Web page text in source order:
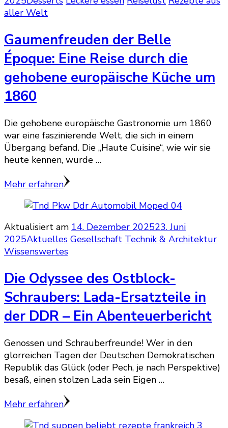
aller Welt
Gaumenfreuden der Belle
Époque: Eine Reise durch die
gehobene europäische Küche um
1860
Die gehobene europäische Gastronomie um 1860
war eine faszinierende Welt, die sich in einem
Übergang befand. Die „Haute Cuisine“, wie wir sie
heute kennen, wurde …
Mehr erfahren
Aktualisiert am 14. Dezember 202523. Juni
2025Aktuelles Gesellschaft Technik & Architektur
Wissenswertes
Die Odyssee des Ostblock-
Schraubers: Lada-Ersatzteile in
der DDR – Ein Abenteuerbericht
Genossen und Schrauberfreunde! Wer in den
glorreichen Tagen der Deutschen Demokratischen
Republik das Glück (oder Pech, je nach Perspektive)
besaß, einen stolzen Lada sein Eigen …
Mehr erfahren